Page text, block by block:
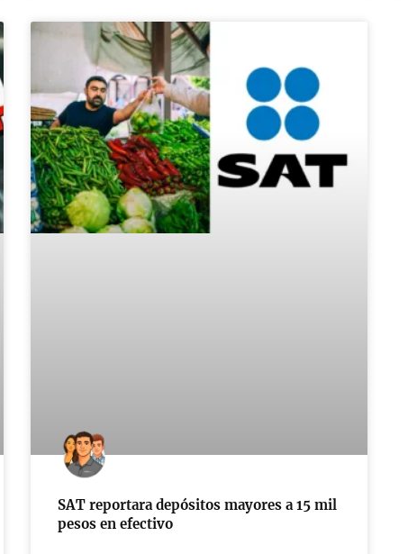
SAT reportara depósitos mayores a 15 mil
pesos en efectivo